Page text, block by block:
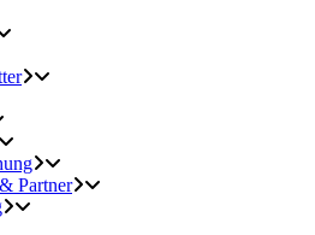
Partner